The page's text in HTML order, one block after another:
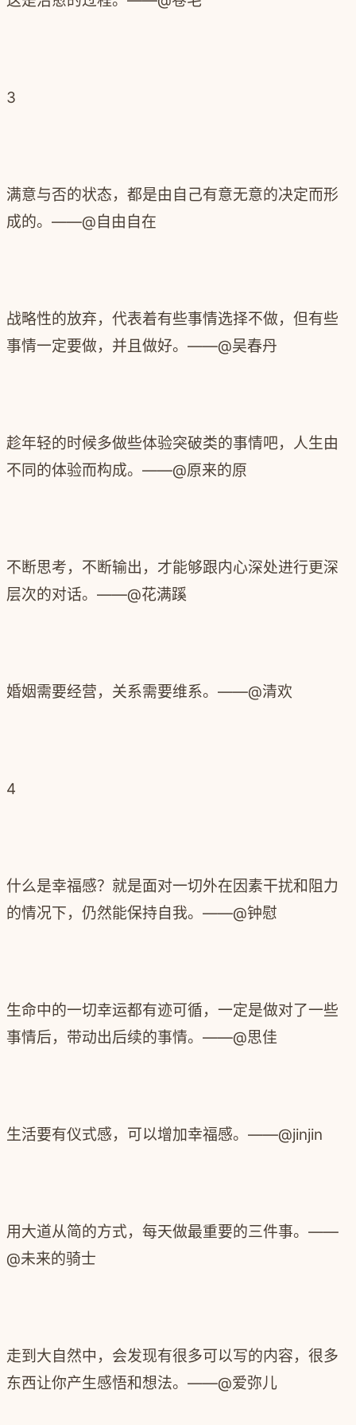
3
满意与否的状态，都是由自己有意无意的决定而形
成的。 ——@自由自在
战略性的放弃，代表着有些事情选择不做，但有些
事情一定要做，并且做好。 ——@吴春丹
趁年轻的时候多做些体验突破类的事情吧，人生由
不同的体验而构成。 ——@原来的原
不断思考，不断输出，才能够跟内心深处进行更深
层次的对话。 ——@花满蹊
婚姻需要经营，关系需要维系。 ——@清欢
4
什么是幸福感？ 就是面对一切外在因素干扰和阻力
的情况下，仍然能保持自我。 ——@钟慰
生命中的一切幸运都有迹可循，一定是做对了一些
事情后，带动出后续的事情。 ——@思佳
生活要有仪式感，可以增加幸福感。 ——@jinjin
用大道从简的方式，每天做最重要的三件事。 ——
@未来的骑士
走到大自然中，会发现有很多可以写的内容，很多
东西让你产生感悟和想法。 ——@爱弥儿